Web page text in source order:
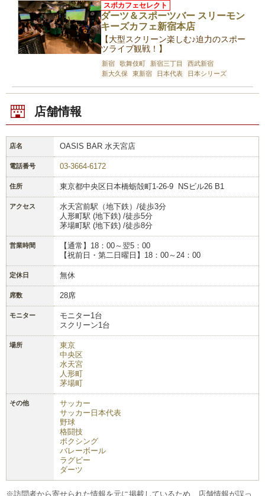
ダーツ＆スポーツバー スリーモン
キーズカフェ新宿本店
スポカフェセレクト
【大型スクリーン楽しむ♪迫力のスポー
ツライブ観戦！】
新宿 歌舞伎町 新宿三丁目
西武新宿
新大久保
東新宿 日本代表 日本シリーズ
店舗情報
店名 OASIS BAR 水天宮店
電話番号 03-3664-6172
住所 東京都中央区日本橋蛎殻町1-26-9 NSビル26 B1
アクセス
水天宮前駅（地下鉄）/徒歩3分
人形町駅 (地下鉄) /徒歩5分
茅場町駅 (地下鉄) /徒歩8分
営業時間
【通常】18：00～翌5：00
【祝前日・第二日曜日】18：00～24：00
定休日 無休
席数 28席
モニター
モニター1台
スクリーン1台
場所
東京
中央区
水天宮
人形町
茅場町
その他
サッカー
サッカー日本代表
野球
格闘技
ボクシング
バレーボール
ラグビー
ダーツ
※訪問者から寄せられた情報を元に掲載しているため、店舗情報が誤っ